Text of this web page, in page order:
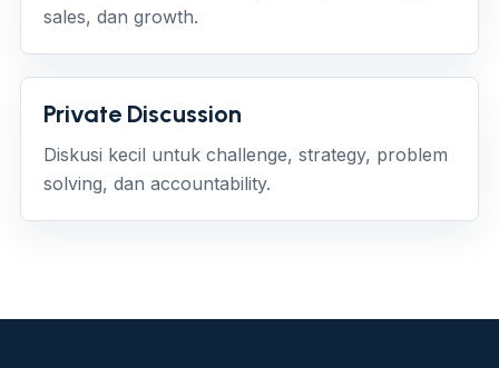
sales, dan growth.
Private Discussion
Diskusi kecil untuk challenge, strategy, problem
solving, dan accountability.